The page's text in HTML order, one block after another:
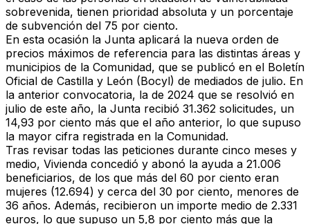
sobrevenida, tienen prioridad absoluta y un porcentaje
de subvención del 75 por ciento.
En esta ocasión la Junta aplicará la nueva orden de
precios máximos de referencia para las distintas áreas y
municipios de la Comunidad, que se publicó en el Boletín
Oficial de Castilla y León (Bocyl) de mediados de julio. En
la anterior convocatoria, la de 2024 que se resolvió en
julio de este año, la Junta recibió 31.362 solicitudes, un
14,93 por ciento más que el año anterior, lo que supuso
la mayor cifra registrada en la Comunidad.
Tras revisar todas las peticiones durante cinco meses y
medio, Vivienda concedió y abonó la ayuda a 21.006
beneficiarios, de los que más del 60 por ciento eran
mujeres (12.694) y cerca del 30 por ciento, menores de
36 años. Además, recibieron un importe medio de 2.331
euros, lo que supuso un 5,8 por ciento más que la